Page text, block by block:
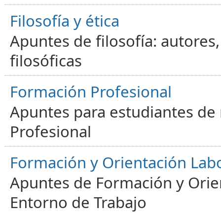
Filosofía y ética
Apuntes de filosofía:
filosóficas
Formación Profesional
Apuntes para estudiantes
Profesional
Formación y Orientación
Apuntes de Formación y
Entorno de Trabajo